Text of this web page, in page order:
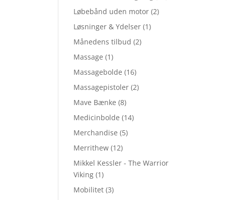
Løbebånd uden motor (2)
Løsninger & Ydelser (1)
Månedens tilbud (2)
Massage (1)
Massagebolde (16)
Massagepistoler (2)
Mave Bænke (8)
Medicinbolde (14)
Merchandise (5)
Merrithew (12)
Mikkel Kessler - The Warrior
Viking (1)
Mobilitet (3)